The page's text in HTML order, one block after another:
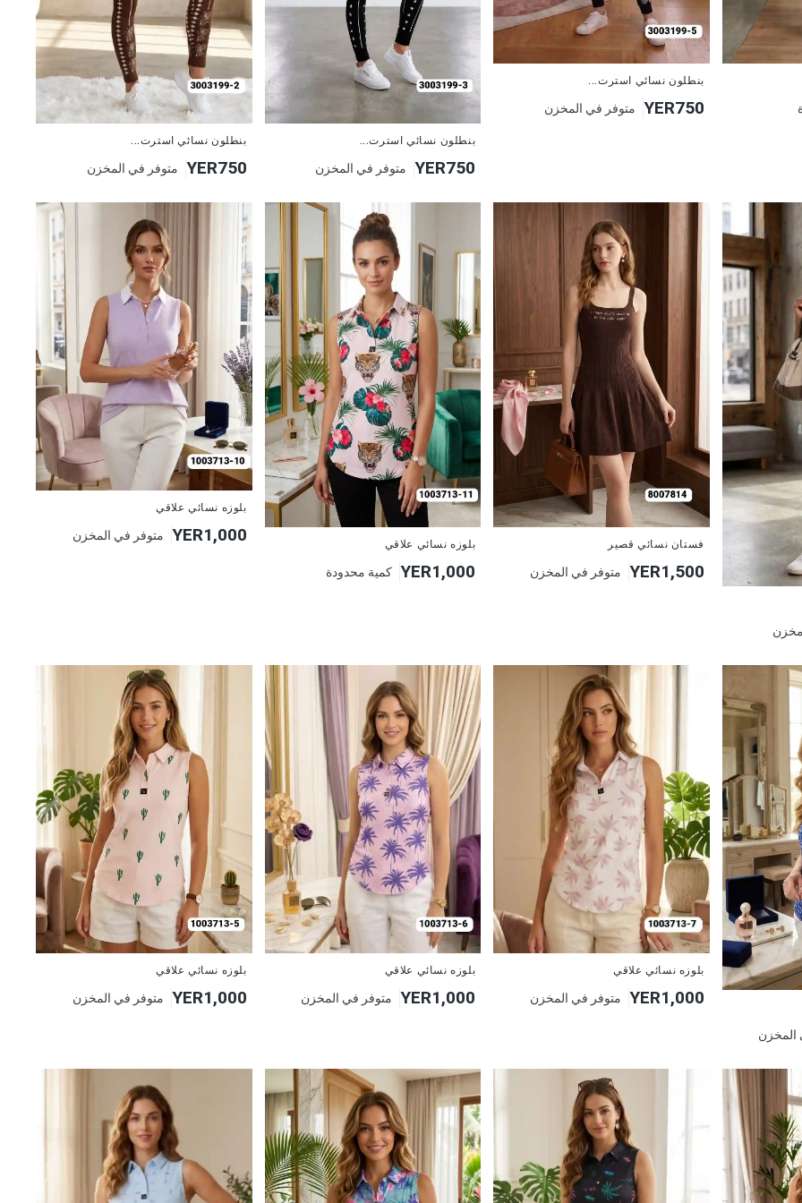
بنطلون نسائي استرت...
YER750 متوفر في المخزن
بنطلون نسائي استرت...
YER750 متوفر في المخزن
بنطلون نسائي استرت...
YER750 متوفر في المخزن
فستان نسائي قصير
YER1,500 متوفر في المخزن
بلوزه نسائي علاقي
YER1,000 كمية محدودة
بلوزه نسائي علاقي
YER1,000 متوفر في المخزن
المخزن
بلوزه نسائي علاقي
YER1,000 متوفر في المخزن
بلوزه نسائي علاقي
YER1,000 متوفر في المخزن
بلوزه نسائي علاقي
YER1,000 متوفر في المخزن